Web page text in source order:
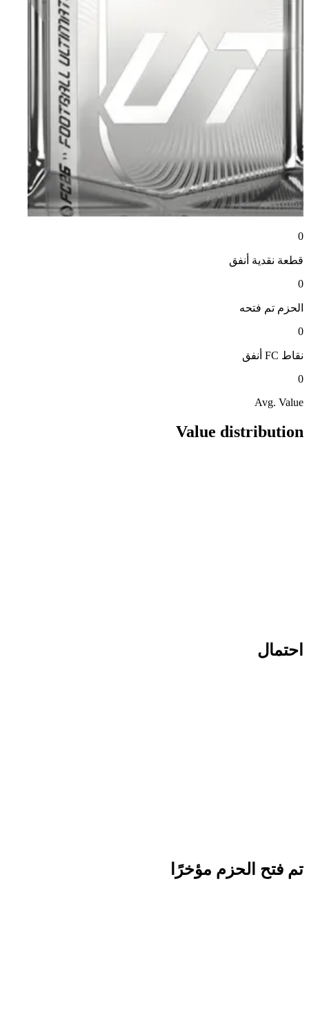
0
قطعة نقدية أنفق
0
الحزم تم فتحه
0
نقاط FC
أنفق
0
Avg. Value
Value distribution
احتمال
تم فتح الحزم مؤخرًا